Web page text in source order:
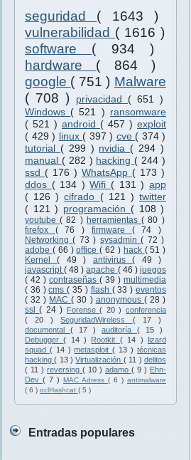
seguridad ( 1643 )
vulnerabilidad ( 1616 )
software ( 934 )
hardware ( 864 )
google ( 751 ) Malware
( 708 )
privacidad ( 651 )
Windows ( 521 ) ransomware
( 521 ) android ( 457 ) exploit
( 429 ) linux ( 397 ) cve ( 374 )
tutorial ( 299 ) nvidia ( 294 )
manual ( 282 ) hacking ( 244 )
ssd ( 176 ) WhatsApp ( 173 )
ddos ( 134 )Wifi ( 131 ) app
( 126 )cifrado ( 121 )twitter
( 121 ) programación ( 108 )
youtube( 82 ) herramientas( 80 )
firefox ( 76 ) firmware ( 74 )
Networking( 73 ) sysadmin( 72 )
adobe ( 66 )office( 62 ) hack ( 51 )
Kernel( 49 ) antivirus( 49 )
javascript( 48 )apache ( 46 ) juegos
( 42 ) contraseñas ( 39 ) multimedia
( 36 )cms( 35 ) flash ( 33 )eventos
( 32 ) MAC( 30 ) anonymous ( 28 )
ssl( 24 ) Forense( 20 ) conferencia
( 20 )SeguridadWireless ( 17 )
documental ( 17 ) auditoría ( 15 )
Debugger( 14 ) Rootkit ( 14 ) lizard
squad ( 14 )metasploit( 13 ) técnicas
hacking( 13 )Virtualización ( 11 ) delitos
( 11 ) reversing ( 10 ) adamo ( 9 ) Ehn-
Dev ( 7 ) MAC Adress ( 6 ) antimalware
( 6 ) oclHashcat ( 5 )
Entradas populares